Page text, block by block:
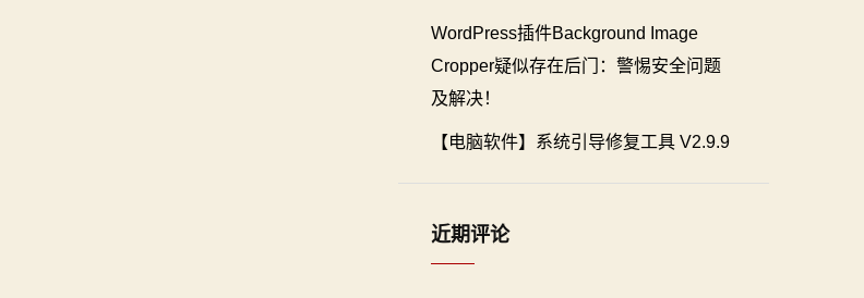
WordPress插件Background Image
Cropper疑似存在后门：警惕安全问题
及解决！
【电脑软件】系统引导修复工具 V2.9.9
近期评论